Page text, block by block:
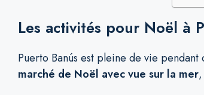
Les activités pour Noël à
Puerto Banús est pleine de vie
marché de Noël avec vue sur la mer